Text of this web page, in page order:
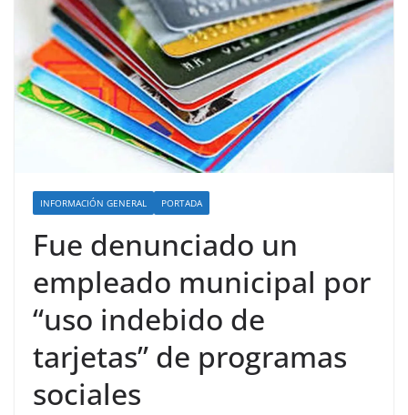
INFORMACIÓN GENERAL PORTADA
Fue denunciado un
empleado municipal por
“uso indebido de
tarjetas” de programas
sociales